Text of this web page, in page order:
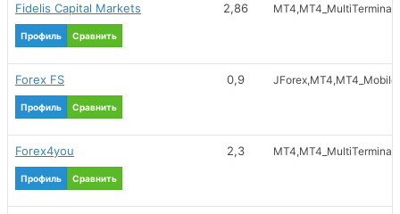
VLOAD
Inpay
RBS
BitPay
ePayService
Fidelis Capital Markets
Профиль Сравнить
2,86 MT4 MT4_MultiTerminal
Forex FS
Профиль Сравнить
0,9 JForex MT4
Forex4you
Профиль Сравнить
2,3 MT4 MT4_MultiTerminal